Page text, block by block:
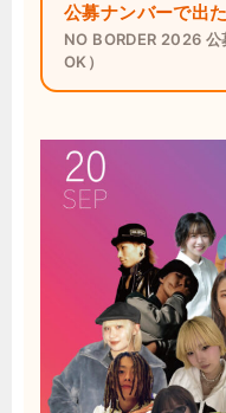
公募ナンバーで出
NO BORDER 2026
OK）